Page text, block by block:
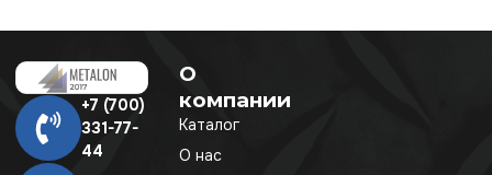
+7 (700)
331-77-
44
О
компании
Каталог
О нас